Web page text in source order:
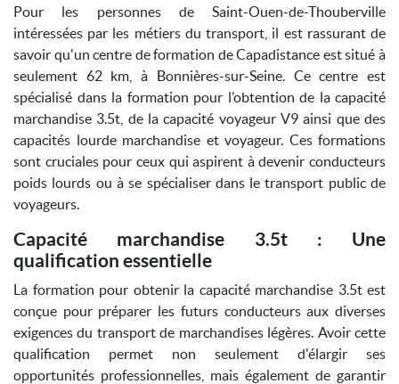
Pour les personnes de Saint-Ouen-de-Thouberville
intéressées par les métiers du transport, il est rassurant de
savoir qu'un centre de formation de Capadistance est situé à
seulement 62 km, à Bonnières-sur-Seine. Ce centre est
spécialisé dans la formation pour l’obtention de la capacité
marchandise 3.5t, de la capacité voyageur V9 ainsi que des
capacités lourde marchandise et voyageur. Ces formations
sont cruciales pour ceux qui aspirent à devenir conducteurs
poids lourds ou à se spécialiser dans le transport public de
voyageurs.
Capacité marchandise 3.5t : Une
qualification essentielle
La formation pour obtenir la capacité marchandise 3.5t est
conçue pour préparer les futurs conducteurs aux diverses
exigences du transport de marchandises légères. Avoir cette
qualification permet non seulement d'élargir ses
opportunités professionnelles, mais également de garantir